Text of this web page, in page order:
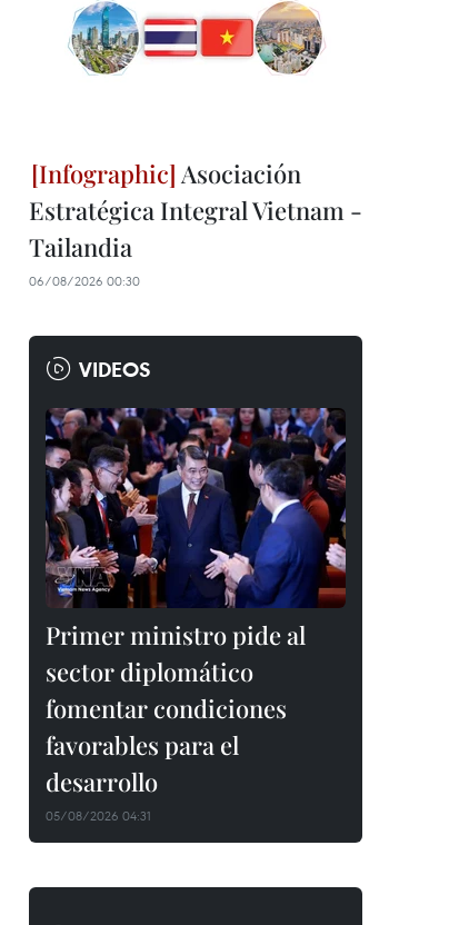
Asociación
Estratégica Integral Vietnam -
Tailandia
06/08/2026 00:30
VIDEOS
Primer ministro pide al
sector diplomático
fomentar condiciones
favorables para el
desarrollo
05/08/2026 04:31